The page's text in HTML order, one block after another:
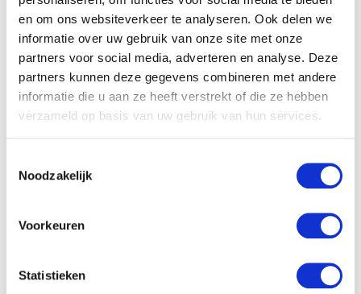
en om ons websiteverkeer te analyseren. Ook delen we
informatie over uw gebruik van onze site met onze
partners voor social media, adverteren en analyse. Deze
partners kunnen deze gegevens combineren met andere
informatie die u aan ze heeft verstrekt of die ze hebben
verzameld op basis van uw gebruik van hun services.
Noodzakelijk
Voorkeuren
Statistieken